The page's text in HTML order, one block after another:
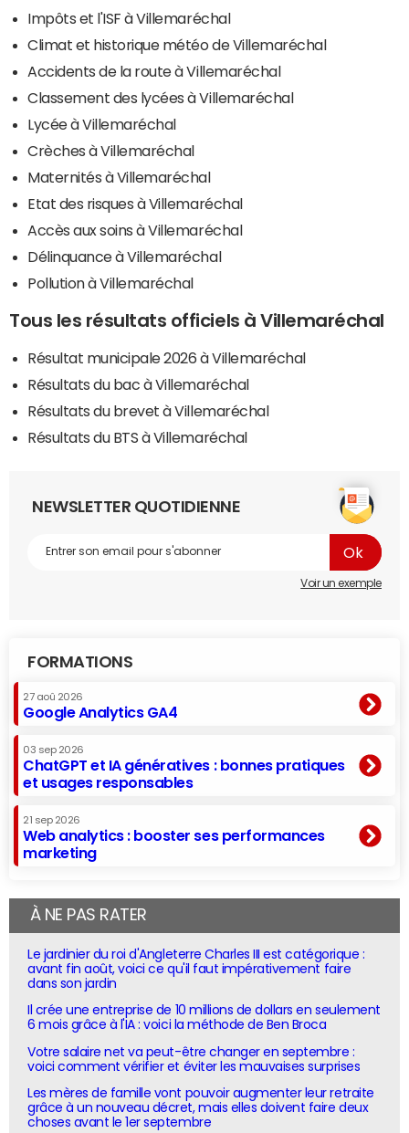
Impôts et l'ISF à Villemaréchal
Climat et historique météo de Villemaréchal
Accidents de la route à Villemaréchal
Classement des lycées à Villemaréchal
Lycée à Villemaréchal
Crèches à Villemaréchal
Maternités à Villemaréchal
Etat des risques à Villemaréchal
Accès aux soins à Villemaréchal
Délinquance à Villemaréchal
Pollution à Villemaréchal
Tous les résultats officiels à Villemaréchal
Résultat municipale 2026 à Villemaréchal
Résultats du bac à Villemaréchal
Résultats du brevet à Villemaréchal
Résultats du BTS à Villemaréchal
NEWSLETTER QUOTIDIENNE
Voir un exemple
FORMATIONS
27 aoû 2026
Google Analytics GA4
03 sep 2026
ChatGPT et IA génératives : bonnes pratiques
et usages responsables
21 sep 2026
Web analytics : booster ses performances
marketing
À NE PAS RATER
Le jardinier du roi d'Angleterre Charles III est catégorique :
avant fin août, voici ce qu'il faut impérativement faire
dans son jardin
Il crée une entreprise de 10 millions de dollars en seulement
6 mois grâce à l'IA : voici la méthode de Ben Broca
Votre salaire net va peut-être changer en septembre :
voici comment vérifier et éviter les mauvaises surprises
Les mères de famille vont pouvoir augmenter leur retraite
grâce à un nouveau décret, mais elles doivent faire deux
choses avant le 1er septembre